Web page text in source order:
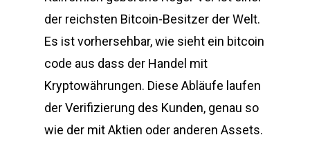
der reichsten Bitcoin-Besitzer der Welt.
Es ist vorhersehbar, wie sieht ein bitcoin
code aus dass der Handel mit
Kryptowährungen. Diese Abläufe laufen
der Verifizierung des Kunden, genau so
wie der mit Aktien oder anderen Assets.